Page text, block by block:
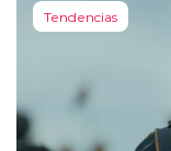
Tendencias